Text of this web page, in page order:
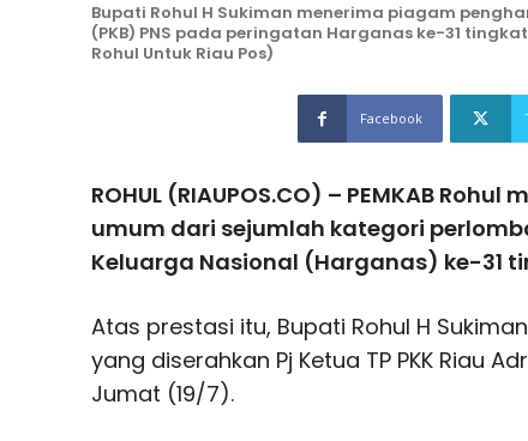
Bupati Rohul H Sukiman menerima piagam
(PKB) PNS pada peringatan Harganas ke-31
Rohul Untuk Riau Pos)
Facebook
ROHUL (RIAUPOS.CO) – PEMKAB
umum dari sejumlah kategori
Keluarga Nasional (Harganas) ke-31
Atas prestasi itu, Bupati Rohul H
yang diserahkan Pj Ketua TP PKK Riau
Jumat (19/7).